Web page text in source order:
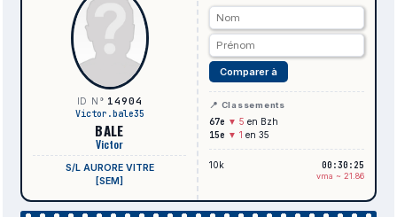
ID N° 14904
Victor.bale35
BALE
Victor
S/L AURORE VITRE
[SEM]
Comparer à
📍 Classements
67e ▼ 5 en Bzh
15e ▼ 1 en 35
10k 00:30:25
vma ~ 21.86